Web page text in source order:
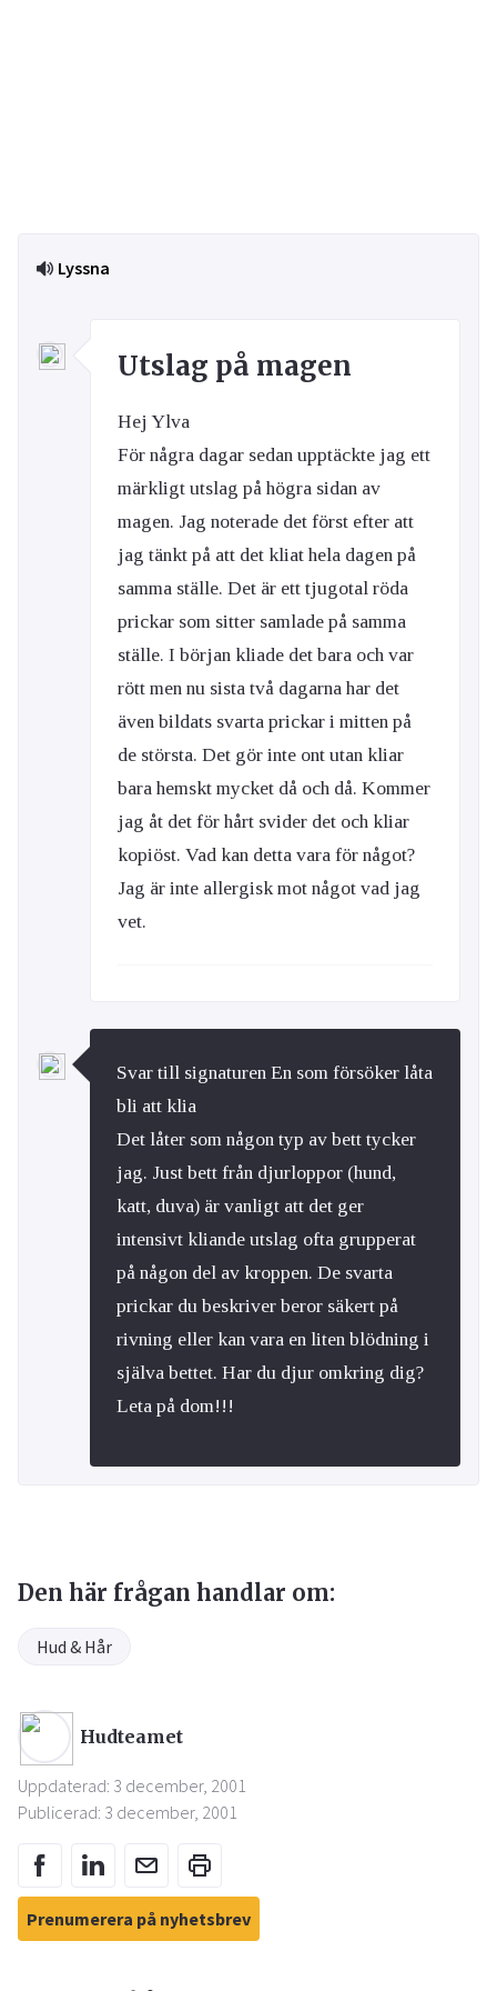
Lyssna
Utslag på magen
Hej Ylva
För några dagar sedan upptäckte jag ett
märkligt utslag på högra sidan av
magen. Jag noterade det först efter att
jag tänkt på att det kliat hela dagen på
samma ställe. Det är ett tjugotal röda
prickar som sitter samlade på samma
ställe. I början kliade det bara och var
rött men nu sista två dagarna har det
även bildats svarta prickar i mitten på
de största. Det gör inte ont utan kliar
bara hemskt mycket då och då. Kommer
jag åt det för hårt svider det och kliar
kopiöst. Vad kan detta vara för något?
Jag är inte allergisk mot något vad jag
vet.
Svar till signaturen En som försöker låta
bli att klia
Det låter som någon typ av bett tycker
jag. Just bett från djurloppor (hund,
katt, duva) är vanligt att det ger
intensivt kliande utslag ofta grupperat
på någon del av kroppen. De svarta
prickar du beskriver beror säkert på
rivning eller kan vara en liten blödning i
själva bettet. Har du djur omkring dig?
Leta på dom!!!
Den här frågan handlar om:
Hud & Hår
Hudteamet
Uppdaterad: 3 december, 2001
Publicerad: 3 december, 2001
Prenumerera på nyhetsbrev